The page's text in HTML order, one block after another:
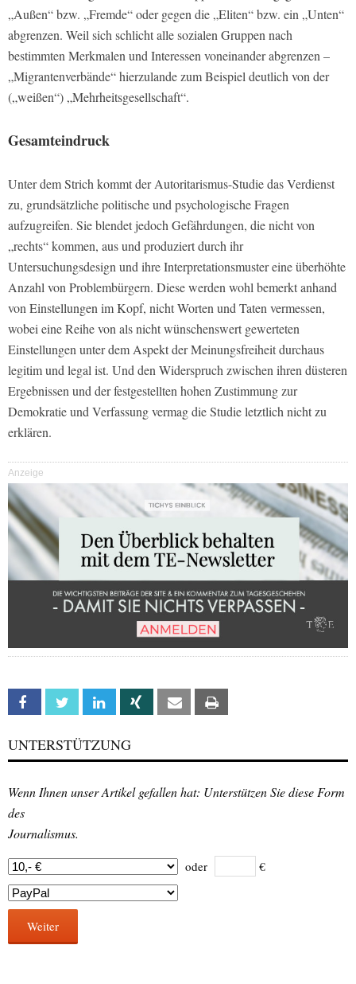
„Außen“ bzw. „Fremde“ oder gegen die „Eliten“ bzw. ein „Unten“
abgrenzen. Weil sich schlicht alle sozialen Gruppen nach
bestimmten Merkmalen und Interessen voneinander abgrenzen –
„Migrantenverbände“ hierzulande zum Beispiel deutlich von der
(„weißen“) „Mehrheitsgesellschaft“.
Gesamteindruck
Unter dem Strich kommt der Autoritarismus-Studie das Verdienst
zu, grundsätzliche politische und psychologische Fragen
aufzugreifen. Sie blendet jedoch Gefährdungen, die nicht von
„rechts“ kommen, aus und produziert durch ihr
Untersuchungsdesign und ihre Interpretationsmuster eine überhöhte
Anzahl von Problembürgern. Diese werden wohl bemerkt anhand
von Einstellungen im Kopf, nicht Worten und Taten vermessen,
wobei eine Reihe von als nicht wünschenswert gewerteten
Einstellungen unter dem Aspekt der Meinungsfreiheit durchaus
legitim und legal ist. Und den Widerspruch zwischen ihren düsteren
Ergebnissen und der festgestellten hohen Zustimmung zur
Demokratie und Verfassung vermag die Studie letztlich nicht zu
erklären.
Anzeige
Facebook Twitter Linkedin Xing Email
UNTERSTÜTZUNG
Wenn Ihnen unser Artikel gefallen hat: Unterstützen Sie diese Form
des
Journalismus.
oder €
Weiter